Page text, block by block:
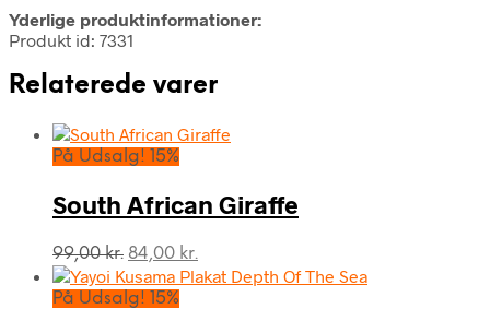
Yderlige produktinformationer:
Produkt id: 7331
Relaterede varer
På Udsalg! 15%
South African Giraffe
99,00kr. Den
oprindelige
pris
84,00 kr.
aktuelle
På Udsalg! 15%